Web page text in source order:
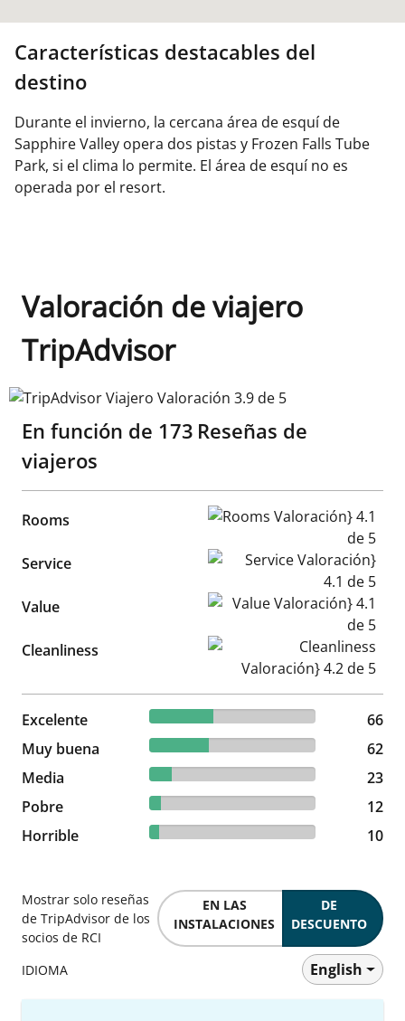
Características destacables del
destino
Durante el invierno, la cercana área de esquí de
Sapphire Valley opera dos pistas y Frozen Falls Tube
Park, si el clima lo permite. El área de esquí no es
operada por el resort.
Valoración de viajero
TripAdvisor
TripAdvisor Viajero Valoración 3.9 de 5
En función de 173 Reseñas de
viajeros
Rooms Rooms Valoración} 4.1 de 5
Service Service Valoración} 4.1 de 5
Value Value Valoración} 4.1 de 5
Cleanliness Cleanliness Valoración} 4.2
Excelente 38.15% reviewed Excelente
66 reviews
66
Muy buena
35.84% reviewed Muy buena
62 reviews
62
Media
13.29% reviewed Media
23 reviews
23
Pobre
6.94% reviewed Pobre
12 reviews
12
Horrible
5.78% reviewed Horrible
10 reviews 10
Mostrar solo reseñas
de TripAdvisor de los
socios de RCI
EN LAS
INSTALACIONES
DE
DESCUENTO
IDIOMA English